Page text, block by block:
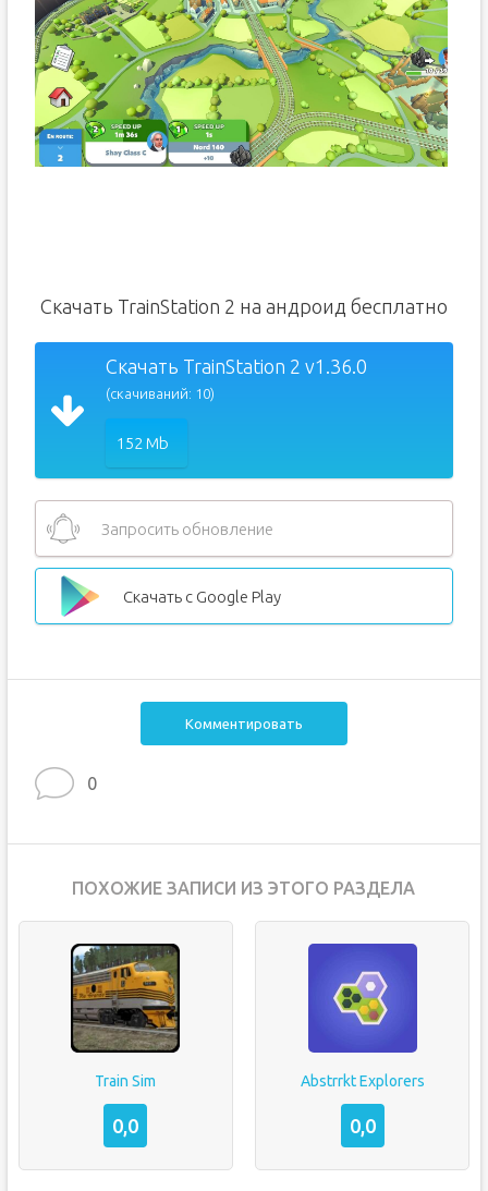
Скачать TrainStation 2 на андроид бесплатно
Скачать TrainStation 2 v1.36.0
(скачиваний: 10)
152 Mb
Запросить обновление
Скачать с Google Play
Комментировать
0
ПОХОЖИЕ ЗАПИСИ ИЗ ЭТОГО РАЗДЕЛА
Train Sim
0,0
Abstrrkt Explorers
0,0